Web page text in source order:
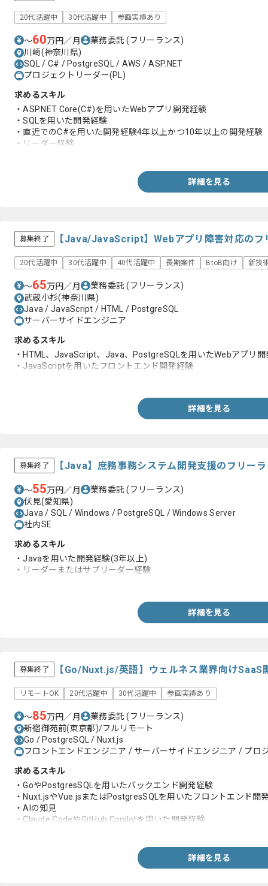
20代活躍中 30代活躍中 参画実績あり
〜60万円／月 業務委託(フリーランス)
川崎(神奈川県)
SQL / C# / PostgreSQL / AWS / ASP.NET
プロジェクトリーダー(PL)
求めるスキル
・ASP.NET Core(C#)を用いたWebアプリ開発経験
・SQLを用いた開発経験
・直近でのC#を用いた開発経験4年以上かつ10年以上の開発経験
・リーダー経験
詳細を見る
募集終了 【Java/JavaScript】Webアプリ障害対応のフ
20代活躍中 30代活躍中 40代活躍中 長期案件 BtoB向け 新技
〜65万円／月 業務委託(フリーランス)
武蔵小杉(神奈川県)
Java / JavaScript / HTML / PostgreSQL
サーバーサイドエンジニア
求めるスキル
・HTML、JavaScript、Java、PostgreSQLを用いたWebアプリ開
・JavaScriptを用いたフロントエンド開発経験
詳細を見る
募集終了 【Java】庶務事務システム開発支援のフリー
〜55万円／月 業務委託(フリーランス)
伏見(愛知県)
Java / SQL / Windows / PostgreSQL / Windows Server
社内SE
求めるスキル
・Javaを用いた開発経験(3年以上)
・リーダーまたはサブリーダー経験
詳細を見る
募集終了 【Go/Nuxt.js/英語】ウェルネス業界向けSaaS
リモートOK 20代活躍中 30代活躍中 参画実績あり
〜85万円／月 業務委託(フリーランス)
新宿御苑前(東京都)/フルリモート
Go / PostgreSQL / Nuxt.js
フロントエンドエンジニア / サーバーサイドエンジニア / プロ
求めるスキル
・GoやPostgresSQLを用いたバックエンド開発経験
・Nuxt.jsやVue.jsまたはPostgresSQLを用いたフロントエンド開
・AIの知見
・Claude CodeやGitHub Copilotを用いた開発経験
詳細を見る